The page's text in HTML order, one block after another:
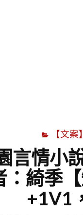
【文
言情小
：綺季
+1V1